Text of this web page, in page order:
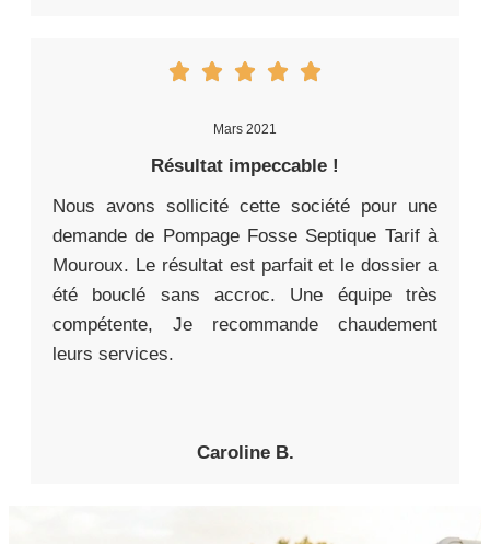
Mars 2021
Résultat impeccable !
Nous avons sollicité cette société pour une
demande de Pompage Fosse Septique Tarif à
Mouroux. Le résultat est parfait et le dossier a
été bouclé sans accroc. Une équipe très
compétente, Je recommande chaudement
leurs services.
Caroline B.